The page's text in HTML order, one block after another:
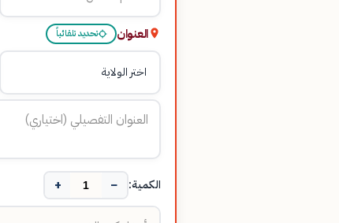
العنوان تحديد تلقائياً
الكمية: −
+